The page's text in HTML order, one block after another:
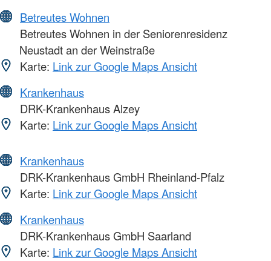
Betreutes Wohnen
Betreutes Wohnen in der Seniorenresidenz
Neustadt an der Weinstraße
Karte: Link zur Google Maps Ansicht
Krankenhaus
DRK-Krankenhaus Alzey
Karte: Link zur Google Maps Ansicht
Krankenhaus
DRK-Krankenhaus GmbH Rheinland-Pfalz
Karte: Link zur Google Maps Ansicht
Krankenhaus
DRK-Krankenhaus GmbH Saarland
Karte: Link zur Google Maps Ansicht